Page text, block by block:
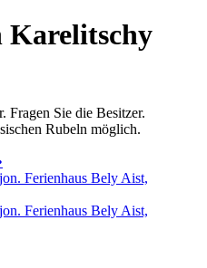
Karelitschy
Fragen Sie die Besitzer.
Rubeln möglich.